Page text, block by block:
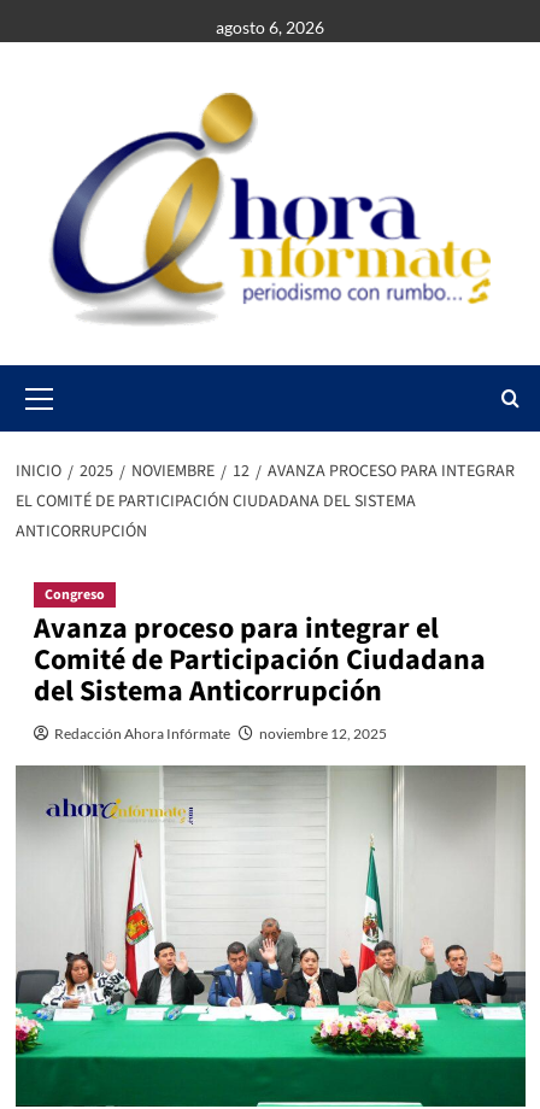
al
agosto 6, 2026
Menu
INICIO 2025 NOVIEMBRE 12
AVANZA PROCESO PARA INTEGRAR
EL COMITÉ DE PARTICIPACIÓN CIUDADANA DEL SISTEMA
ANTICORRUPCIÓN
Congreso
Avanza proceso para integrar el
Comité de Participación Ciudadana
del Sistema Anticorrupción
Redacción Ahora Infórmate noviembre 12, 2025